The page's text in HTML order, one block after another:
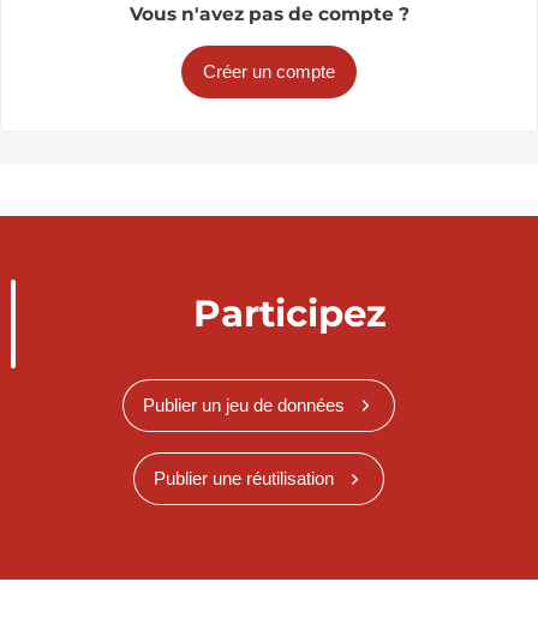
Vous n'avez pas de compte ?
Créer un compte
Participez
Publier un jeu de données
Publier une réutilisation